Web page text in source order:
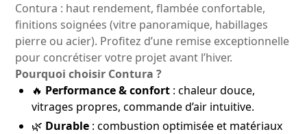
Contura : haut rendement, flambée confortable,
finitions soignées (vitre panoramique, habillages
pierre ou acier). Profitez d’une remise exceptionnelle
pour concrétiser votre projet avant l’hiver.
Pourquoi choisir Contura ?
🔥 Performance & confort : chaleur douce,
vitrages propres, commande d’air intuitive.
🌿 Durable : combustion optimisée et matériaux